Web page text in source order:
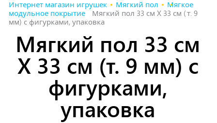
Интернет магазин игрушек Мягкий пол
Мягкое
модульное покрытие
Мягкий пол 33 см X 33 см (т. 9
мм) с фигурками, упаковка
Мягкий пол 33 см
X 33 см (т. 9 мм) с
фигурками,
упаковка